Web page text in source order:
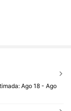
Ago 18 - Ago